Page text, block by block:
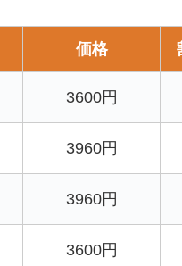
価格
3600円
3960円
3960円
3600円